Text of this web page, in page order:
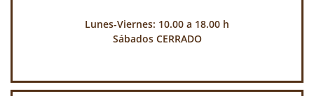
Lunes-Viernes: 10.00 a 18.00 h
Sábados CERRADO